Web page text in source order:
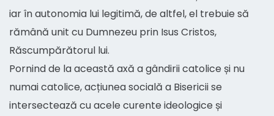
iar în autonomia lui legitimă, de altfel, el trebuie să
rămână unit cu Dumnezeu prin Isus Cristos,
Răscumpărătorul lui.
Pornind de la această axă a gândirii catolice și nu
numai catolice, acțiunea socială a Bisericii se
intersectează cu acele curente ideologice și